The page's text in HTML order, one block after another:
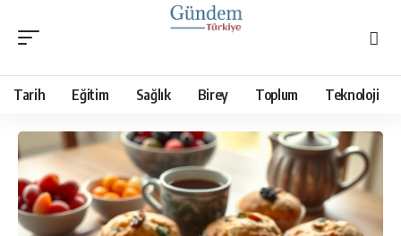
Tarih Eğitim Sağlık Birey Toplum Teknoloji